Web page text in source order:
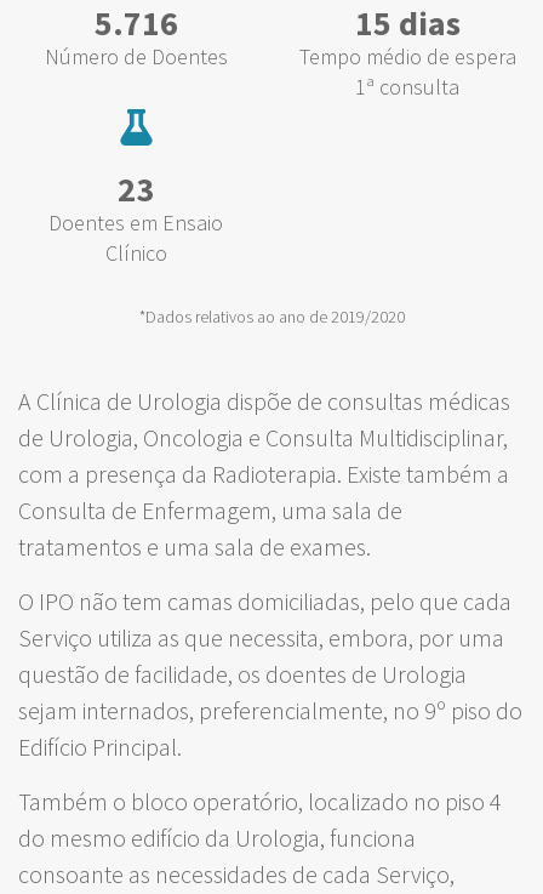
5.716
Número de Doentes
15 dias
Tempo médio de espera
1ª consulta
23
Doentes em Ensaio
Clínico
*Dados relativos ao ano de 2019/2020
A Clínica de Urologia dispõe de consultas médicas
de Urologia, Oncologia e Consulta Multidisciplinar,
com a presença da Radioterapia. Existe também a
Consulta de Enfermagem, uma sala de
tratamentos e uma sala de exames.
O IPO não tem camas domiciliadas, pelo que cada
Serviço utiliza as que necessita, embora, por uma
questão de facilidade, os doentes de Urologia
sejam internados, preferencialmente, no 9º piso do
Edifício Principal.
Também o bloco operatório, localizado no piso 4
do mesmo edifício da Urologia, funciona
consoante as necessidades de cada Serviço,